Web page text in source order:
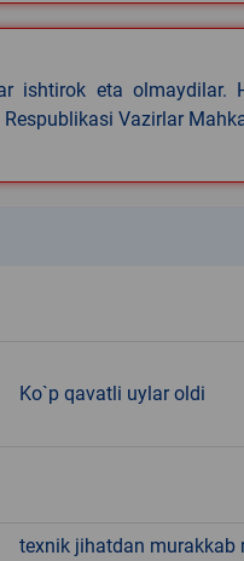
ishtirok eta
Vazirlar
Ko`p qavatli uylar oldi
texnik jihatdan murakkab